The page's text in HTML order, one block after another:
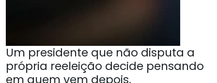
Um presidente que não disputa a
própria reeleição decide pensando
em quem vem depois.